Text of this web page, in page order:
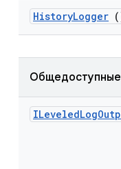
HistoryLogger
ILeveledLog